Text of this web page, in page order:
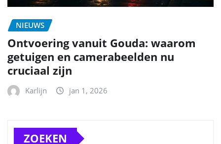
NIEUWS
Ontvoering vanuit Gouda: waarom
getuigen en camerabeelden nu
cruciaal zijn
Karlijn jan 1, 2026
ZOEKEN